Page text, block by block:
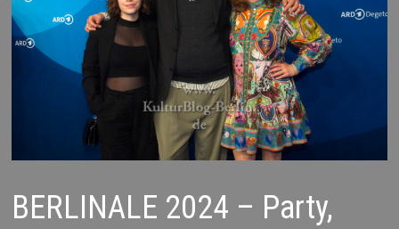
BERLINALE 2024 – Party,